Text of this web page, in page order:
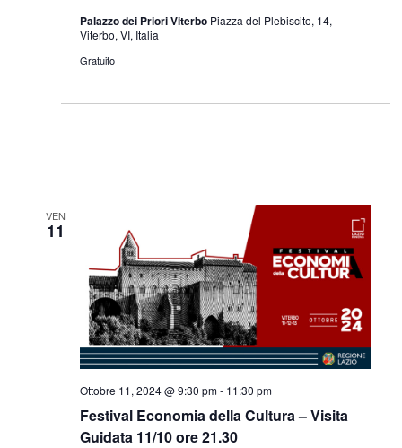
Palazzo dei Priori Viterbo Piazza del Plebiscito, 14,
Viterbo, VI, Italia
Gratuito
VEN
11
Festival Economia della Cultura – Visita
Guidata 11/10 ore 21.30
Ottobre 11, 2024 @ 9:30 pm- 11:30 pm